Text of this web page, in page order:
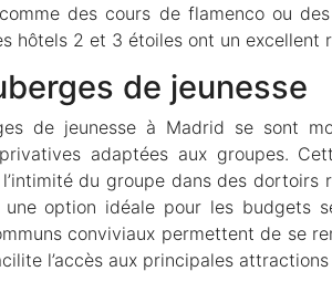
comme des cours de flamenco ou
hôtels 2 et 3 étoiles ont un
de jeunesse
de jeunesse à Madrid se sont
adaptées aux groupes.
du groupe dans des
option idéale pour les budgets
conviviaux permettent de se
l’accès aux principales